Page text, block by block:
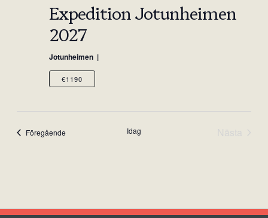
Expedition Jotunheimen
2027
Jotunheimen
€1190
Föregående Idag